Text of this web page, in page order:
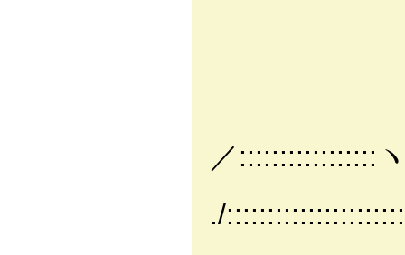
／:::::::::::::::::
./